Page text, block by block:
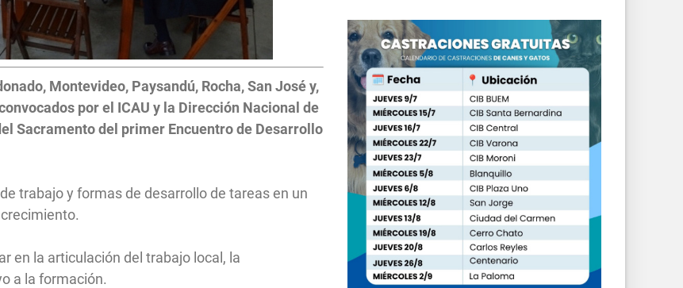
Montevideo, Paysandú, Rocha, San José y,
por el ICAU y la Dirección Nacional de
Sacramento del primer Encuentro de Desarrollo
trabajo y formas de desarrollo de tareas en un
en la articulación del trabajo local, la
a la formación.